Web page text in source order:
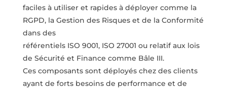
faciles à utiliser et rapides à déployer comme la
RGPD, la Gestion des Risques et de la Conformité
dans des
référentiels ISO 9001, ISO 27001 ou relatif aux lois
de Sécurité et Finance comme Bâle III.
Ces composants sont déployés chez des clients
ayant de forts besoins de performance et de